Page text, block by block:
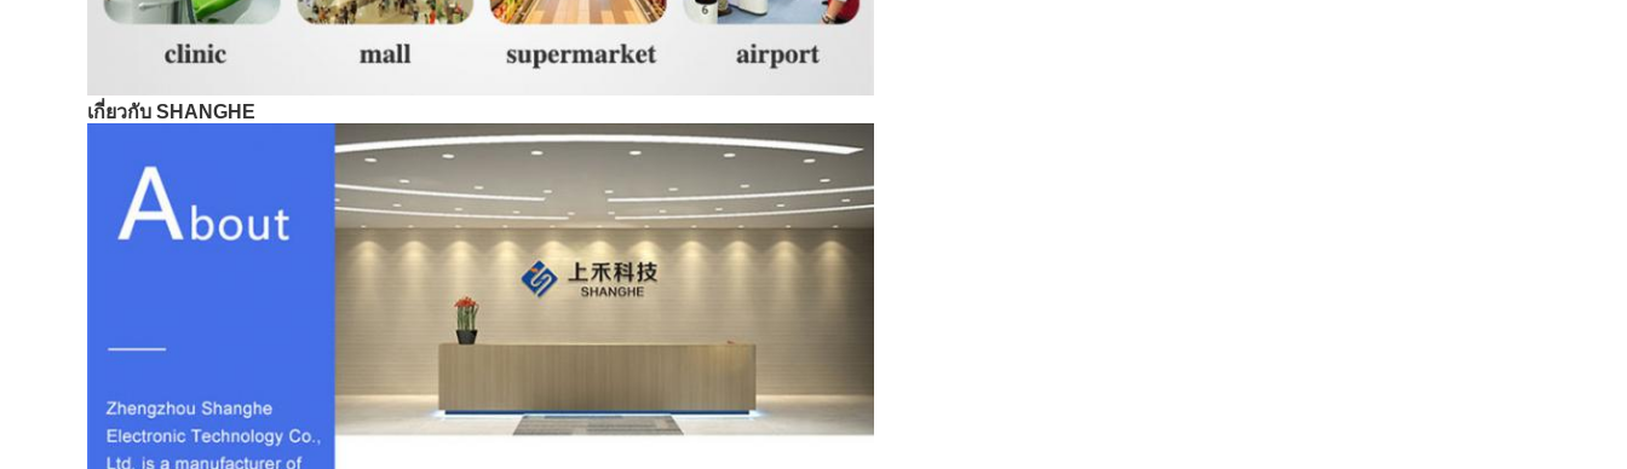
เกี่ยวกับ SHANGHE